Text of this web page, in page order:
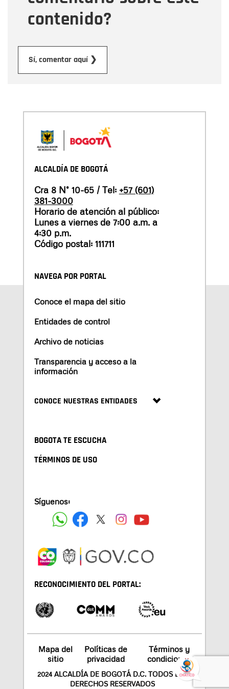
contenido?
Sí, comentar aquí ❯
ALCALDÍA DE BOGOTÁ
Cra 8 N° 10-65 / Tel: +57 (601)
381-3000
Horario de atención al público:
Lunes a viernes de 7:00 a.m. a
4:30 p.m.
Código postal: 111711
NAVEGA POR PORTAL
Conoce el mapa del sitio
Entidades de control
Archivo de noticias
Transparencia y acceso a la
información
CONOCE NUESTRAS ENTIDADES
BOGOTA TE ESCUCHA
TÉRMINOS DE USO
Síguenos:
RECONOCIMIENTO DEL PORTAL:
Mapa del
sitio
Políticas de
privacidad
Términos y
condiciones
2024 ALCALDÍA DE BOGOTÁ D.C. TODOS LOS
DERECHOS RESERVADOS